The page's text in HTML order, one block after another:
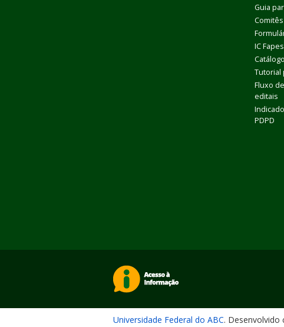
Guia
Comitês
IC
Tutorial
Fluxo
editais
PDPD
Universidade Federal do ABC. Desenvolvido